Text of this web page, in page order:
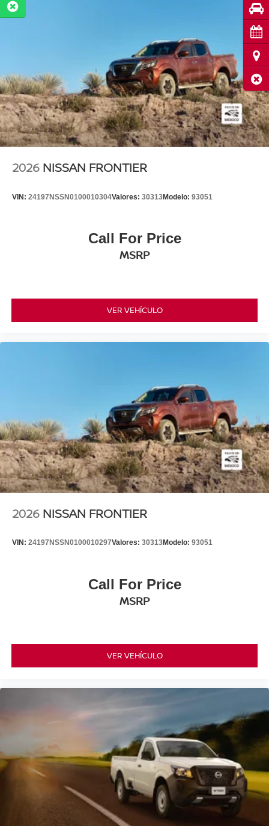
2026 NISSAN FRONTIER
VIN: 24197NSSN0100010304Valores: 30313Modelo: 93051
Call For Price
MSRP
VER VEHÍCULO
2026 NISSAN FRONTIER
VIN: 24197NSSN0100010297Valores: 30313Modelo: 93051
Call For Price
MSRP
VER VEHÍCULO